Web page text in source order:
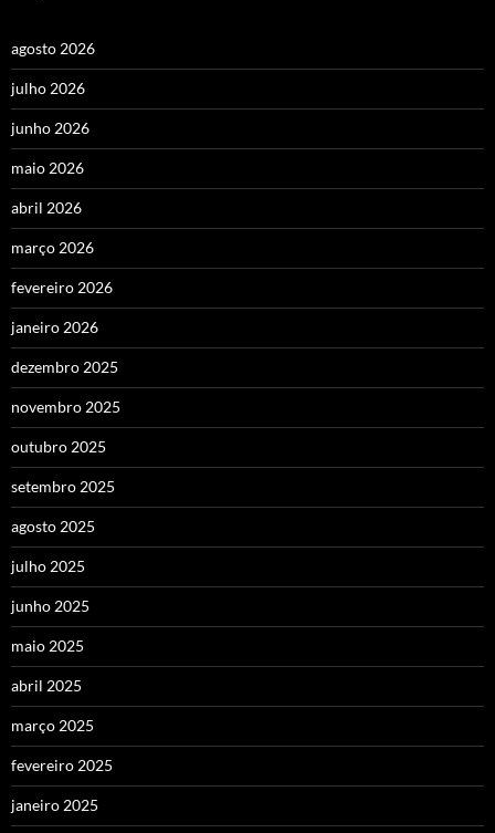
agosto 2026
julho 2026
junho 2026
maio 2026
abril 2026
março 2026
fevereiro 2026
janeiro 2026
dezembro 2025
novembro 2025
outubro 2025
setembro 2025
agosto 2025
julho 2025
junho 2025
maio 2025
abril 2025
março 2025
fevereiro 2025
janeiro 2025